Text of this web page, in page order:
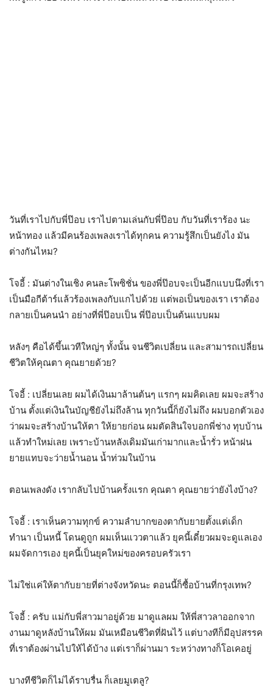
วันที่เราไปกับพี่ป๊อบ เราไปตามเล่นกับพี่ป๊อบ กับวันที่เราร้อง นะ
หน้าทอง แล้วมีคนร้องเพลงเราได้ทุกคน ความรู้สึกเป็นยังไง มัน
ต่างกันไหม?
โจอี้ : มันต่างในเชิง คนละโพซิชั่น ของพี่ป๊อบจะเป็นอีกแบบนึงที่เรา
เป็นมือกีต้าร์แล้วร้องเพลงกับแกไปด้วย แต่พอเป็นของเรา เราต้อง
กลายเป็นคนนำ อย่างที่พี่ป๊อบเป็น พี่ป๊อบเป็นต้นแบบผม
หลังๆ คือได้ขึ้นเวทีใหญ่ๆ ทั้งนั้น จนชีวิตเปลี่ยน และสามารถเปลี่ยน
ชีวิตให้คุณตา คุณยายด้วย?
โจอี้ : เปลี่ยนเลย ผมได้เงินมาล้านต้นๆ แรกๆ ผมคิดเลย ผมจะสร้าง
บ้าน ตั้งแต่เงินในบัญชียังไม่ถึงล้าน ทุกวันนี้ก็ยังไม่ถึง ผมบอกตัวเอง
ว่าผมจะสร้างบ้านให้ตา ให้ยายก่อน ผมตัดสินใจบอกพี่ช่าง ทุบบ้าน
แล้วทำใหม่เลย เพราะบ้านหลังเดิมมันเก่ามากและน้ำรั่ว หน้าฝน
ยายแทบจะว่ายน้ำนอน น้ำท่วมในบ้าน
ตอนเพลงดัง เรากลับไปบ้านครั้งแรก คุณตา คุณยายว่ายังไงบ้าง?
โจอี้ : เราเห็นความทุกข์ ความลำบากของตากับยายตั้งแต่เด็ก
ทำนา เป็นหนี้ โดนดูถูก ผมเห็นแววตาแล้ว ยุคนี้เดี๋ยวผมจะดูแลเอง
ผมจัดการเอง ยุคนี้เป็นยุคใหม่ของครอบครัวเรา
ไม่ใช่แค่ให้ตากับยายที่ต่างจังหวัดนะ ตอนนี้ก็ซื้อบ้านที่กรุงเทพ?
โจอี้ : ครับ แม่กับพี่สาวมาอยู่ด้วย มาดูแลผม ให้พี่สาวลาออกจาก
งานมาดูหลังบ้านให้ผม มันเหมือนชีวิตที่ฝันไว้ แต่บางทีก็มีอุปสรรค
ที่เราต้องผ่านไปให้ได้บ้าง แต่เราก็ผ่านมา ระหว่างทางก็โอเคอยู่
บางทีชีวิตก็ไม่ได้ราบรื่น ก็เลยมูเตลู?